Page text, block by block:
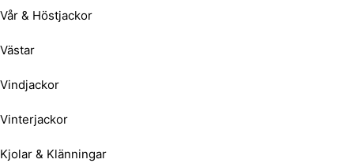
Vår & Höstjackor
Västar
Vindjackor
Vinterjackor
Kjolar & Klänningar